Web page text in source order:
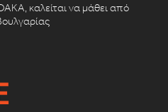
καλείται να μάθει από